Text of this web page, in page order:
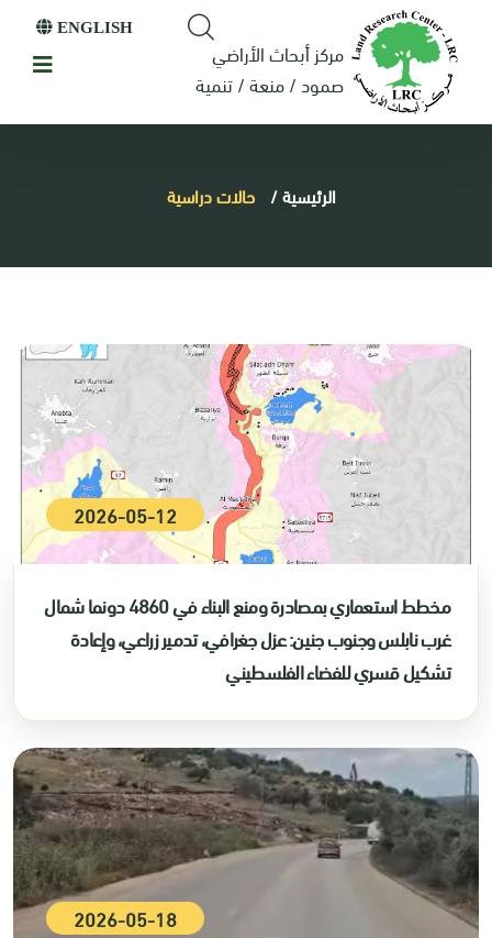
مركز أبحاث الأراضي
صمود / منعة / تنمية
ENGLISH
الرئيسية/ حالات دراسية
2026-05-12
مخطط استعماري بمصادرة ومنع البناء في 4860 دونما شمال
غرب نابلس وجنوب جنين: عزل جغرافي، تدمير زراعي، وإعادة
تشكيل قسري للفضاء الفلسطيني
2026-05-18